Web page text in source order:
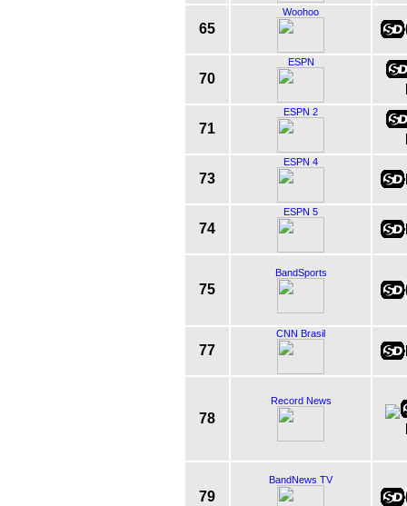
65
Woohoo
70
ESPN
71
ESPN 2
73
ESPN 4
74
ESPN 5
75
BandSports
77
CNN Brasil
78
Record News
79
BandNews TV